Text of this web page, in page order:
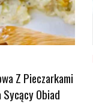
Z Pieczarkami
Obiad